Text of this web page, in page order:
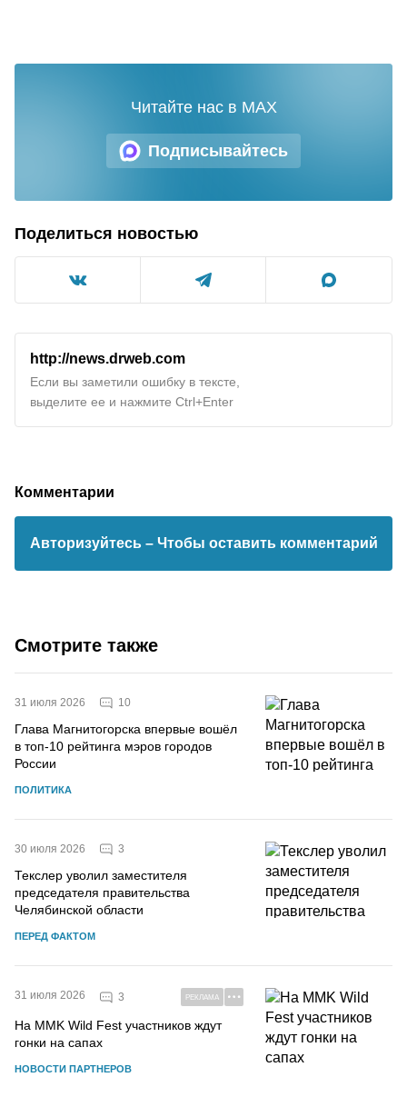
Подписывайтесь
Читайте нас в MAX
Поделиться новостью
http://news.drweb.com
Если вы заметили ошибку в тексте,
выделите ее и нажмите Ctrl+Enter
Комментарии
Авторизуйтесь – Чтобы оставить комментарий
Смотрите также
31 июля 2026 10
Глава Магнитогорска впервые вошёл
в топ-10 рейтинга мэров городов
России
ПОЛИТИКА
30 июля 2026 3
Текслер уволил заместителя
председателя правительства
Челябинской области
ПЕРЕД ФАКТОМ
31 июля 2026 3 РЕКЛАМА
На MMK Wild Fest участников ждут
гонки на сапах
НОВОСТИ ПАРТНЕРОВ